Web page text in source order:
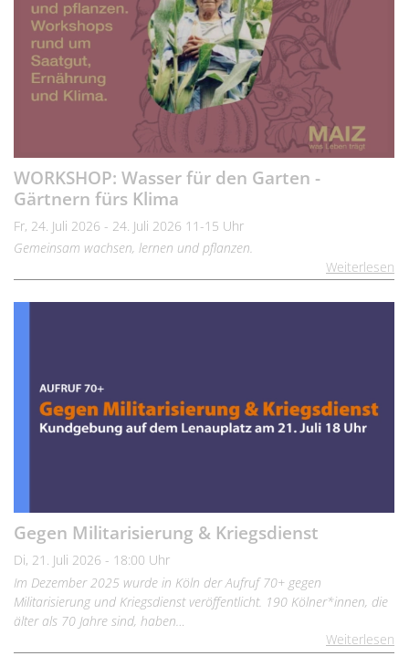
WORKSHOP: Wasser für den Garten -
Gärtnern fürs Klima
Fr, 24. Juli 2026 - 24. Juli 2026 11-15 Uhr
Gemeinsam wachsen, lernen und pflanzen.
Weiterlesen
Gegen Militarisierung & Kriegsdienst
Di, 21. Juli 2026 - 18:00 Uhr
Im Dezember 2025 wurde in Köln der Aufruf 70+ gegen
Militarisierung und Kriegsdienst veröffentlicht. 190 Kölner*innen, die
älter als 70 Jahre sind, haben…
Weiterlesen